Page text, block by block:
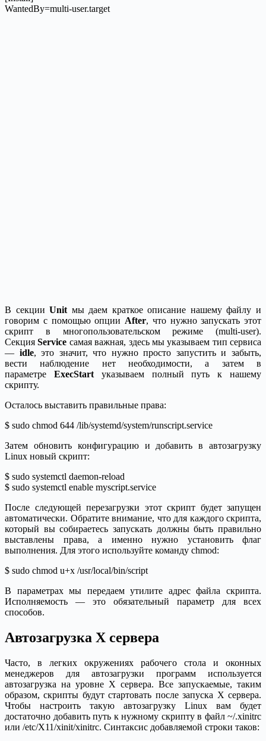
WantedBy=multi-user.target
В секцииUnit мы даем краткое описание нашему файлу и
говорим с помощью опции After, что нужно запускать этот
скрипт в многопользовательском режиме (multi-user).
СекцияService самая важная, здесь мы указываем тип сервиса
— idle, это значит, что нужно просто запустить и забыть,
вести наблюдение нет необходимости, а затем в
параметре ExecStartуказываем полный путь к нашему
скрипту.
Осталось выставить правильные права:
$ sudo chmod 644 /lib/systemd/system/runscript.service
Затем обновить конфигурацию и добавить в автозагрузку
Linux новый скрипт:
$ sudo systemctl daemon-reload
$ sudo systemctl enable myscript.service
После следующей перезагрузки этот скрипт будет запущен
автоматически. Обратите внимание, что для каждого скрипта,
который вы собираетесь запускать должны быть правильно
выставлены права, а именно нужно установить флаг
выполнения. Для этого используйте команду chmod:
$ sudo chmod u+x /usr/local/bin/script
В параметрах мы передаем утилите адрес файла скрипта.
Исполняемость — это обязательный параметр для всех
способов.
Автозагрузка X сервера
Часто, в легких окружениях рабочего стола и оконных
менеджеров для автозагрузки программ используется
автозагрузка на уровне X сервера. Все запускаемые, таким
образом, скрипты будут стартовать после запуска X сервера.
Чтобы настроить такую автозагрузку Linux вам будет
достаточно добавить путь к нужному скрипту в файл ~/.xinitrc
или /etc/X11/xinit/xinitrc. Синтаксис добавляемой строки таков: